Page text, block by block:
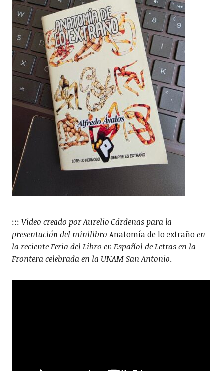
::: Video creado por Aurelio Cárdenas para la
presentación del minilibro Anatomía de lo extraño en
la reciente Feria del Libro en Español de Letras en la
Frontera celebrada en la UNAM San Antonio.